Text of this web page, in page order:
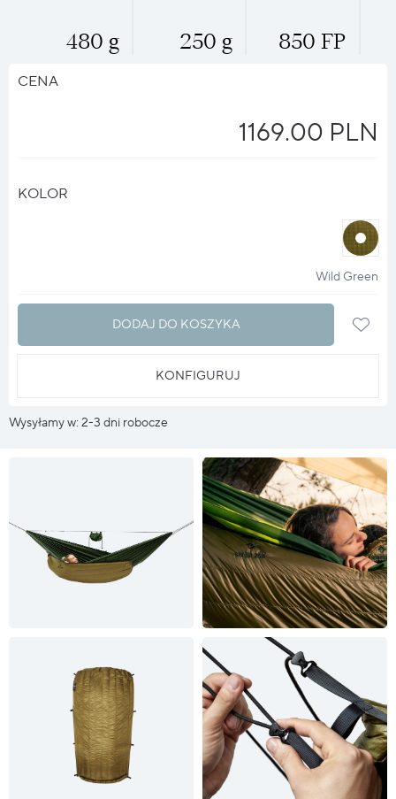
480 g 850 FP
250 g
CENA
1169.00 PLN
KOLOR
halo
?
Wild Green
DODAJ DO KOSZYKA
KONFIGURUJ
Wysyłamy w: 2-3 dni robocze